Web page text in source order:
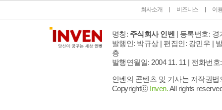
회사소개 비즈니스 이
명칭: 주식회사 인벤 | 등록번호: 경
발행인: 박규상 | 편집인: 강민우 |
층
발행연월일: 2004 11. 11 | 전화번호
인벤의 콘텐츠 및 기사는 저작권
Copyrightⓒ Inven.All rights